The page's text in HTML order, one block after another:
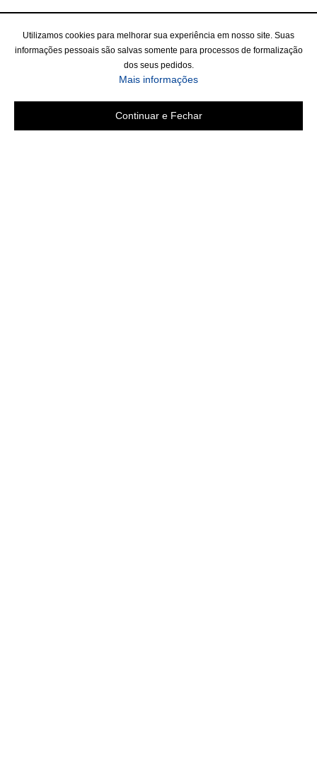
Utilizamos cookies para melhorar sua experiência em nosso site. Suas
informações pessoais são salvas somente para processos de formalização
dos seus pedidos.
Mais informações
Continuar e Fechar